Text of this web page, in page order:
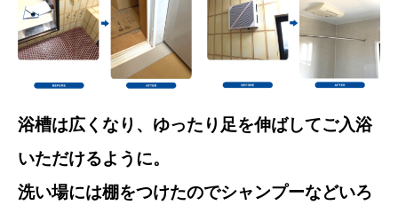
浴槽は広くなり、ゆったり足を伸ばしてご入浴
いただけるように。
洗い場には棚をつけたのでシャンプーなどいろ